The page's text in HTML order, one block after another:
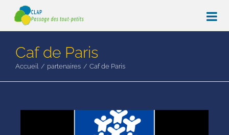
Passer
contenu
Caf de Paris
Accueil partenaires Caf de Paris